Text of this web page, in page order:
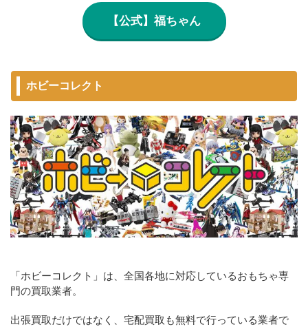
【公式】福ちゃん
ホビーコレクト
「ホビーコレクト」は、全国各地に対応しているおもちゃ専
門の買取業者。
出張買取だけではなく、宅配買取も無料で行っている業者で